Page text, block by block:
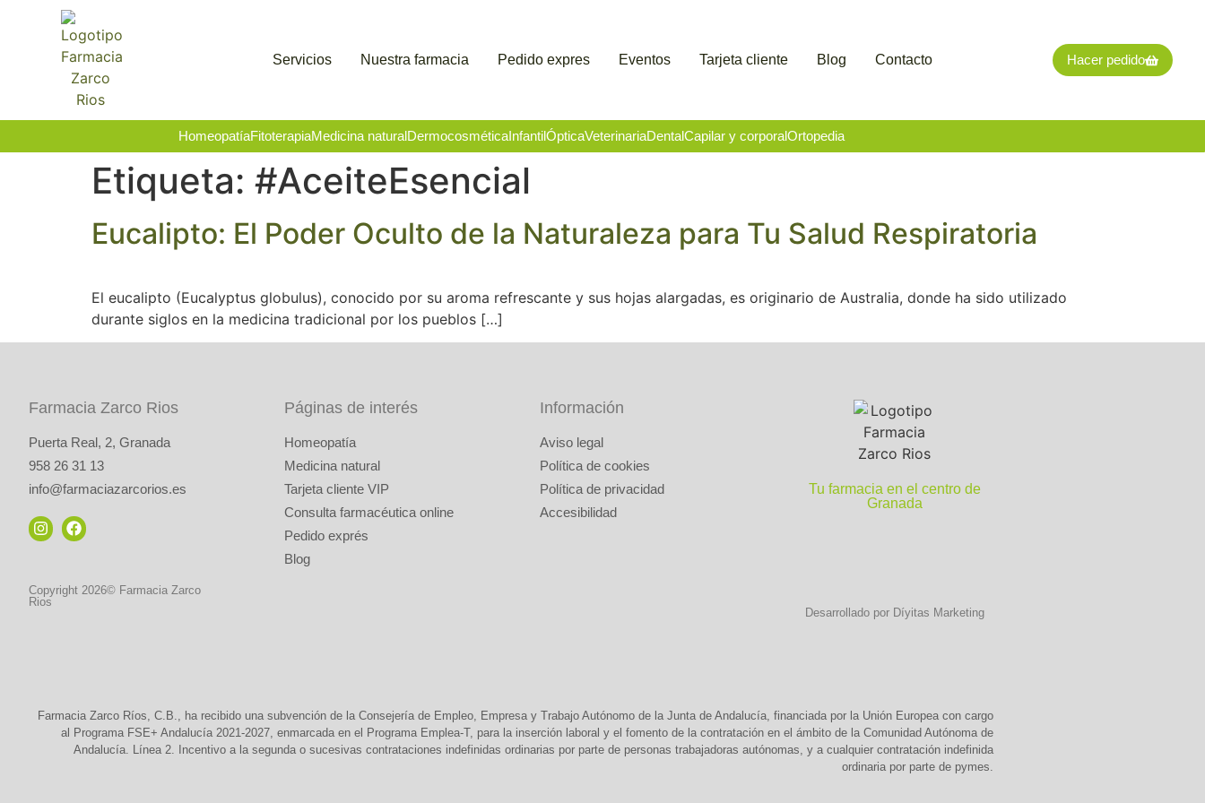
Servicios Nuestra farmacia Pedido expres Eventos Tarjeta cliente Blog Contacto Hacer pedido
HomeopatíaFitoterapiaMedicina naturalDermocosméticaInfantilÓpticaVeterinariaDentalCapilar y corporalOrtopedia
Etiqueta: #AceiteEsencial
Eucalipto: El Poder Oculto de la Naturaleza para Tu Salud Respiratoria
El eucalipto (Eucalyptus globulus), conocido por su aroma refrescante y sus hojas alargadas, es originario de Australia, donde ha sido utilizado
durante siglos en la medicina tradicional por los pueblos […]
Farmacia Zarco Rios
Puerta Real, 2, Granada
958 26 31 13
info@farmaciazarcorios.es
Copyright 2026© Farmacia Zarco
Rios
Páginas de interés
Homeopatía
Medicina natural
Tarjeta cliente VIP
Consulta farmacéutica online
Pedido exprés
Blog
Información
Aviso legal
Política de cookies
Política de privacidad
Accesibilidad
Tu farmacia en el centro de
Granada
Desarrollado por Díyitas Marketing
Farmacia Zarco Ríos, C.B., ha recibido una subvención de la Consejería de Empleo, Empresa y Trabajo Autónomo de la Junta de Andalucía, financiada por la Unión Europea con cargo
al Programa FSE+ Andalucía 2021-2027, enmarcada en el Programa Emplea-T, para la inserción laboral y el fomento de la contratación en el ámbito de la Comunidad Autónoma de
Andalucía. Línea 2. Incentivo a la segunda o sucesivas contrataciones indefinidas ordinarias por parte de personas trabajadoras autónomas, y a cualquier contratación indefinida
ordinaria por parte de pymes.